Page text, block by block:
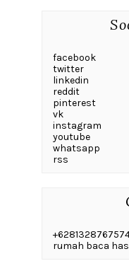
facebook
twitter
linkedin
reddit
pinterest
vk
instagram
youtube
whatsapp
rss
rumah baca